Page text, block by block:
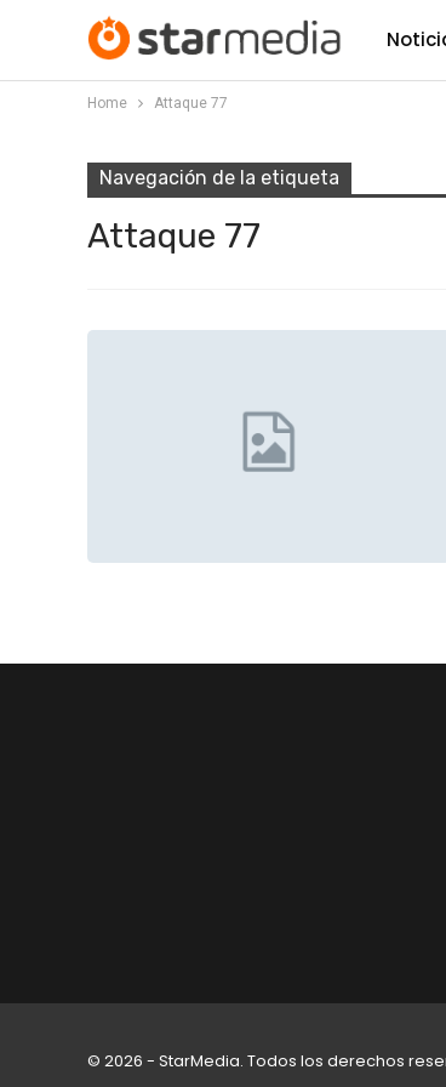
Home Attaque 77
Navegación de la etiqueta
Attaque 77
© 2026 - StarMedia. Todos los derechos